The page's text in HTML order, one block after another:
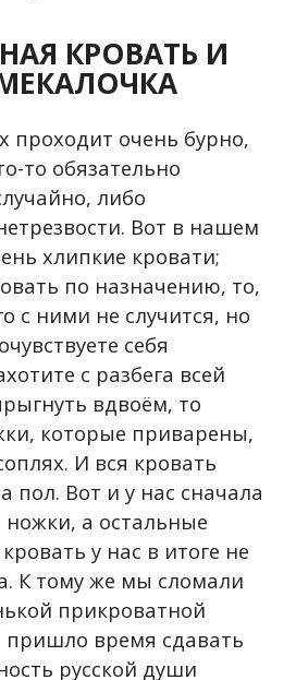
КРОВАТЬ И
проходит очень бурно,
то обязательно
либо
Вот в нашем
хлипкие кровати;
по назначению, то,
с ними не случится, но
себя
с разбега всей
вдвоём, то
которые приварены,
И вся кровать
пол. Вот и у нас сначала
а остальные
у нас в итоге не
К тому же мы сломали
прикроватной
пришло время сдавать
русской души